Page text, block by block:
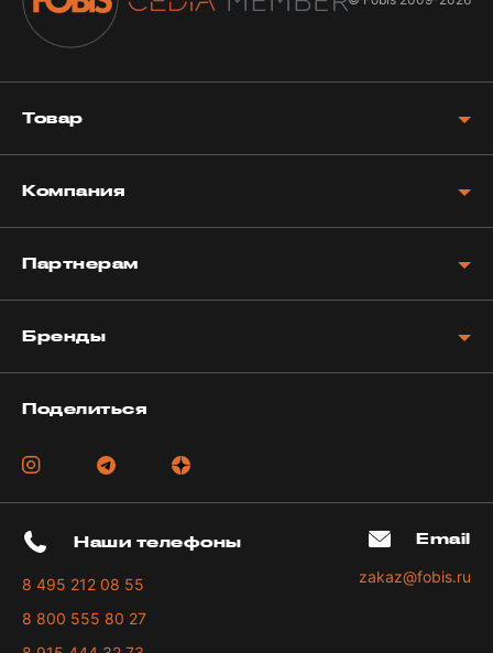
Товар
Компания
Партнерам
Бренды
Поделиться
Наши телефоны
8 495 212 08 55
8 800 555 80 27
Email
zakaz@fobis.ru